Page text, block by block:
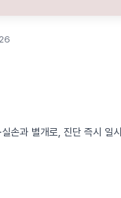
손과 별개로, 진단 즉시 일